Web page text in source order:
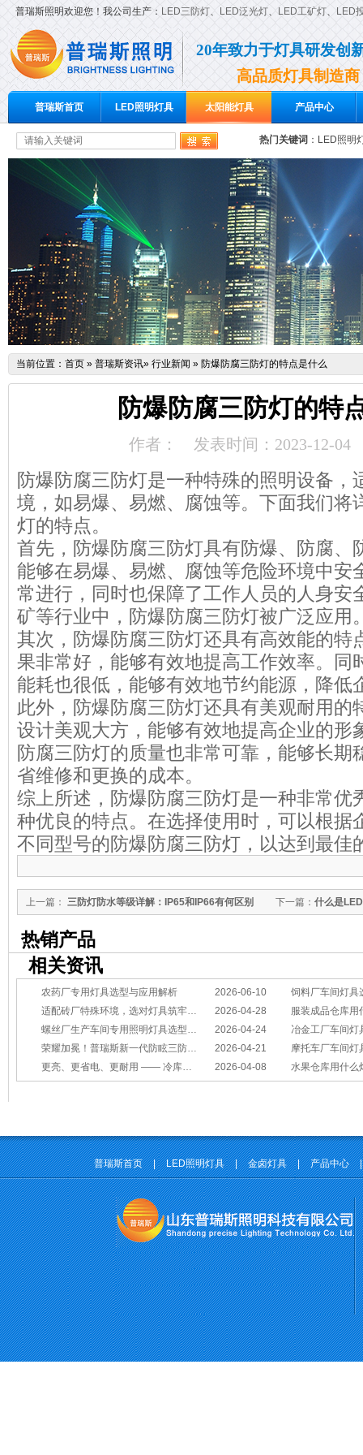
普瑞斯照明欢迎您！我公司生产： LED三防灯、 LED泛光灯、 LED工矿灯、 LED
20年致力于灯具研发创
高品质灯具制造商
普瑞斯首页 LED照明灯具 太阳能灯具 产品中心
热门关键词 ： LED照明
当前位置： 首页 » 普瑞斯资讯» 行业新闻 » 防爆防腐三防灯的特点是什么
防爆防腐三防灯的特
作者： 发表时间：2023-12-04
防爆防腐三防灯是一种特殊的照明设备，
境，如易爆、易燃、腐蚀等。下面我们将
灯的特点。
首先，防爆防腐三防灯具有防爆、防腐、
能够在易爆、易燃、腐蚀等危险环境中安
常进行，同时也保障了工作人员的人身安
矿等行业中，防爆防腐三防灯被广泛应用
其次，防爆防腐三防灯还具有高效能的特
果非常好，能够有效地提高工作效率。同
能耗也很低，能够有效地节约能源，降低
此外，防爆防腐三防灯还具有美观耐用的
设计美观大方，能够有效地提高企业的形
防腐三防灯的质量也非常可靠，能够长期
省维修和更换的成本。
综上所述，防爆防腐三防灯是一种非常优
种优良的特点。在选择使用时，可以根据
不同型号的防爆防腐三防灯，以达到最佳
下一篇： 什么是
上一篇： 三防灯防水等级详解：IP65和IP66有何区别
热销产品
相关资讯
2026-06-10
农药厂专用灯具选型与应用解析
饲料厂车间灯具
2026-04-28
适配砖厂特殊环境，选对灯具筑牢生产安全线
服装成品仓库用
2026-04-24
螺丝厂生产车间专用照明灯具选型方案
冶金工厂车间灯具选型指南：
2026-04-21
荣耀加冕！普瑞斯新一代防眩三防灯BC-L斩获2026阿拉丁神灯奖
摩托车厂车间灯具怎么选？
2026-04-08
更亮、更省电、更耐用 —— 冷库照明优选 水果仓库用什么
普瑞斯首页 | LED照明灯具 | 金卤灯具 | 产品中心 |